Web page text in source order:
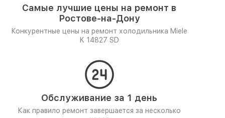
Самые лучшие цены на ремонт в
Ростове-на-Дону
Конкурентные цены на ремонт холодильника Miele
K 14827 SD
Обслуживание за 1 день
Как правило ремонт завершается за несколько